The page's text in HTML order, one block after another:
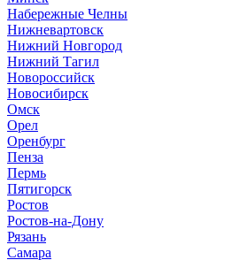
Набережные Челны
Нижневартовск
Нижний Новгород
Нижний Тагил
Новороссийск
Новосибирск
Омск
Орел
Оренбург
Пенза
Пермь
Пятигорск
Ростов
Ростов-на-Дону
Рязань
Самара